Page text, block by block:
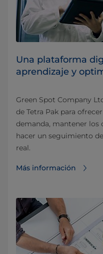
Una plataforma
aprendizaje y
Green Spot Company
de Tetra Pak para
demanda, mantener los
hacer un seguimiento
real.
Más información